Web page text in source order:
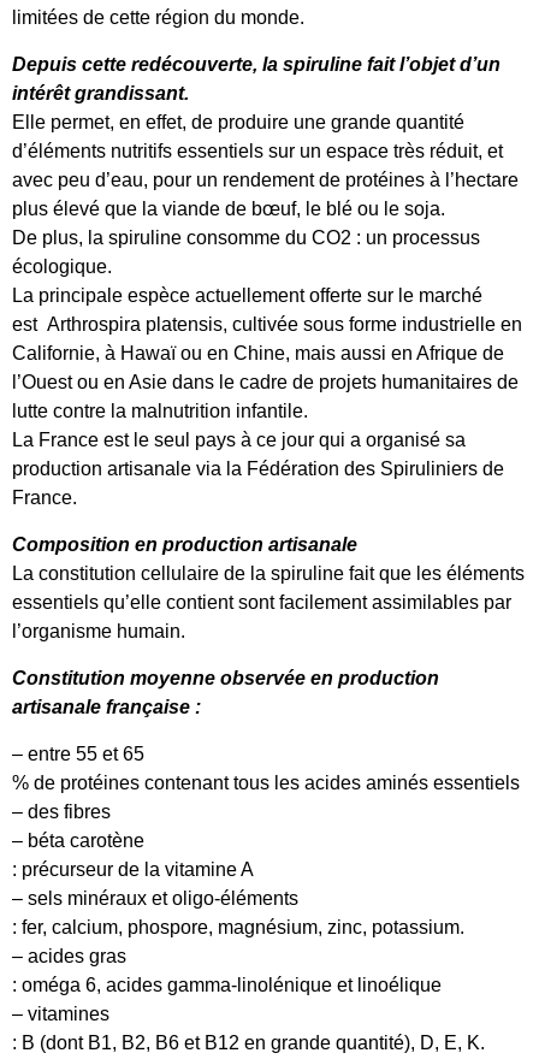
limitées de cette région du monde.
Depuis cette redécouverte, la spiruline fait l’objet d’un
intérêt grandissant.
Elle permet, en effet, de produire une grande quantité
d’éléments nutritifs essentiels sur un espace très réduit, et
avec peu d’eau, pour un rendement de protéines à l’hectare
plus élevé que la viande de bœuf, le blé ou le soja.
De plus, la spiruline consomme du CO2 : un processus
écologique.
La principale espèce actuellement offerte sur le marché
est Arthrospira platensis, cultivée sous forme industrielle en
Californie, à Hawaï ou en Chine, mais aussi en Afrique de
l’Ouest ou en Asie dans le cadre de projets humanitaires de
lutte contre la malnutrition infantile.
La France est le seul pays à ce jour qui a organisé sa
production artisanale via la Fédération des Spiruliniers de
France.
Composition en production artisanale
La constitution cellulaire de la spiruline fait que les éléments
essentiels qu’elle contient sont facilement assimilables par
l’organisme humain.
Constitution moyenne observée en production
artisanale française :
– entre 55 et 65
% de protéines contenant tous les acides aminés essentiels
– des fibres
– béta carotène
: précurseur de la vitamine A
– sels minéraux et oligo-éléments
: fer, calcium, phospore, magnésium, zinc, potassium.
– acides gras
: oméga 6, acides gamma-linolénique et linoélique
– vitamines
: B (dont B1, B2, B6 et B12 en grande quantité), D, E, K.